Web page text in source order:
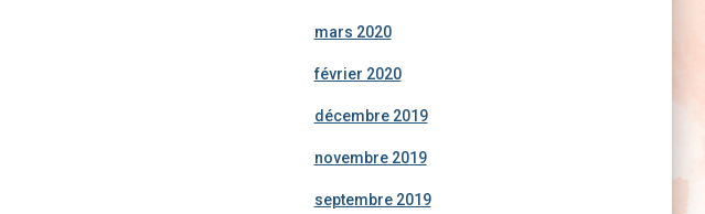
mars 2020
février 2020
décembre 2019
novembre 2019
septembre 2019